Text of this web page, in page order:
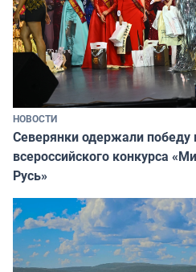
НОВОСТИ
Северянки одержали победу
всероссийского конкурса
Русь»